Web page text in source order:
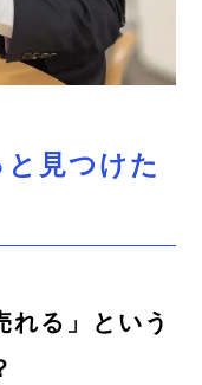
見つけた
れる」という